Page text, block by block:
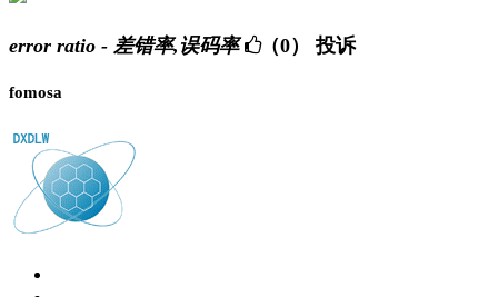
error ratio - 差错率,误码率 （0） 投诉
fomosa